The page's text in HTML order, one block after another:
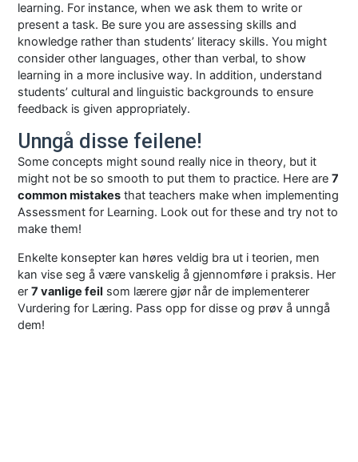
learning. For instance, when we ask them to write or
present a task. Be sure you are assessing skills and
knowledge rather than students’ literacy skills. You might
consider other languages, other than verbal, to show
learning in a more inclusive way. In addition, understand
students’ cultural and linguistic backgrounds to ensure
feedback is given appropriately.
Unngå disse feilene!
Some concepts might sound really nice in theory, but it
might not be so smooth to put them to practice. Here are 7
common mistakesthat teachers make when implementing
Assessment for Learning. Look out for these and try not to
make them!
Enkelte konsepter kan høres veldig bra ut i teorien, men
kan vise seg å være vanskelig å gjennomføre i praksis. Her
er 7 vanlige feil som lærere gjør når de implementerer
Vurdering for Læring. Pass opp for disse og prøv å unngå
dem!